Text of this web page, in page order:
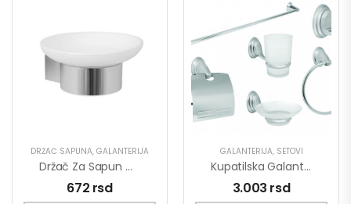
DRŽAČ SAPUNA, GALANTERIJA
Držač Za Sapun MINOTTI Keramika
672 rsd
GALANTERIJA, SETOVI
Kupatilska Galanterija MINOTTI Set 6/1
3.003 rsd